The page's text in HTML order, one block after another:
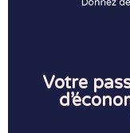
Votre